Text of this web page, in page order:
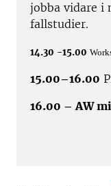
jobba vidare i
fallstudier.
14.30 -15.00
15.00–16.00
16.00 – AW